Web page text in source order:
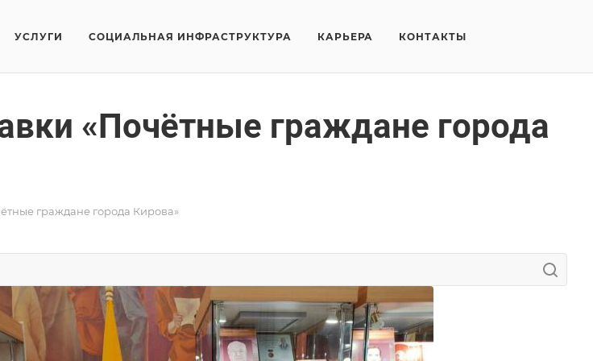
УСЛУГИ СОЦИАЛЬНАЯ ИНФРАСТРУКТУРА КАРЬЕРА КОНТАКТЫ
«Почётные граждане города
граждане города Кирова»